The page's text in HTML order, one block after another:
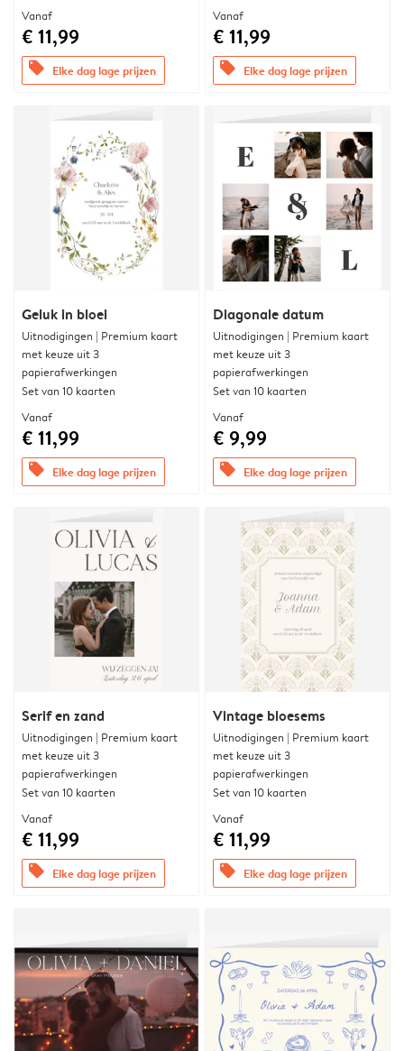
Vanaf
€ 11,99
offers Elke dag lage prijzen
Vanaf
€ 11,99
offers Elke dag lage prijzen
Geluk in bloei
Uitnodigingen | Premium kaart
met keuze uit 3
papierafwerkingen
Set van 10 kaarten
Vanaf
€ 11,99
offers Elke dag lage prijzen
Diagonale datum
Uitnodigingen | Premium kaart
met keuze uit 3
papierafwerkingen
Set van 10 kaarten
Vanaf
€ 9,99
offers Elke dag lage prijzen
Serif en zand
Uitnodigingen | Premium kaart
met keuze uit 3
papierafwerkingen
Set van 10 kaarten
Vanaf
€ 11,99
offers Elke dag lage prijzen
Vintage bloesems
Uitnodigingen | Premium kaart
met keuze uit 3
papierafwerkingen
Set van 10 kaarten
Vanaf
€ 11,99
offers Elke dag lage prijzen